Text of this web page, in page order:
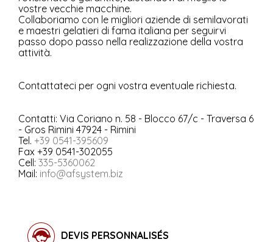
vostre vecchie macchine.
Collaboriamo con le migliori aziende di semilavorati
e maestri gelatieri di fama italiana per seguirvi
passo dopo passo nella realizzazione della vostra
attività.
Contattateci per ogni vostra eventuale richiesta.
Contatti: Via Coriano n. 58 - Blocco 67/c - Traversa 6
- Gros Rimini 47924 - Rimini
Tel. +39 0541-395609
Fax +39 0541-302055
Cell: 335-5360062
Mail: info@afsystem.biz
DEVIS PERSONNALISÉS